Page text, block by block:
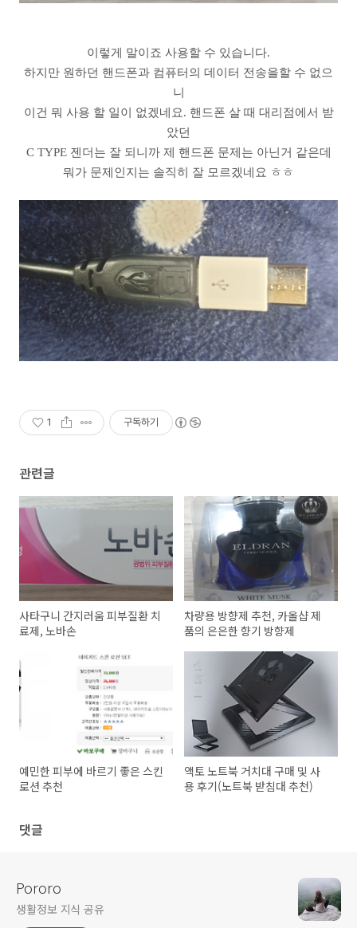
이렇게 말이죠 사용할 수 있습니다.
하지만 원하던 핸드폰과 컴퓨터의 데이터 전송을할 수 없으
니
이건 뭐 사용 할 일이 없겠네요. 핸드폰 살 때 대리점에서 받
았던
C TYPE 젠더는 잘 되니까 제 핸드폰 문제는 아닌거 같은데
뭐가 문제인지는 솔직히 잘 모르겠네요 ㅎㅎ
1 구독하기
관련글
사타구니 간지러움 피부질환 치
료제, 노바손
차량용 방향제 추천, 카올샵 제
품의 은은한 향기 방향제
예민한 피부에 바르기 좋은 스킨
로션 추천
액토 노트북 거치대 구매 및 사
용 후기(노트북 받침대 추천)
댓글
Pororo
생활정보 지식 공유